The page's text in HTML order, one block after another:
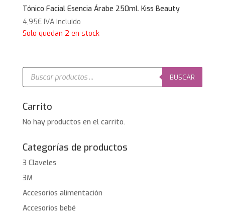
Tónico Facial Esencia Árabe 250ml. Kiss Beauty
4,95€ IVA Incluido
Solo quedan 2 en stock
Búsqueda
productos
BUSCAR
Carrito
No hay productos en el carrito.
Categorías de productos
3 Claveles
3M
Accesorios alimentación
Accesorios bebé